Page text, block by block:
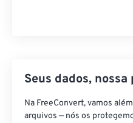
Seus dados,
Na FreeConvert, vamos
arquivos — nós os